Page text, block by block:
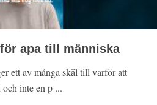
apa till människa
ett av många skäl till varför att
inte en p ...